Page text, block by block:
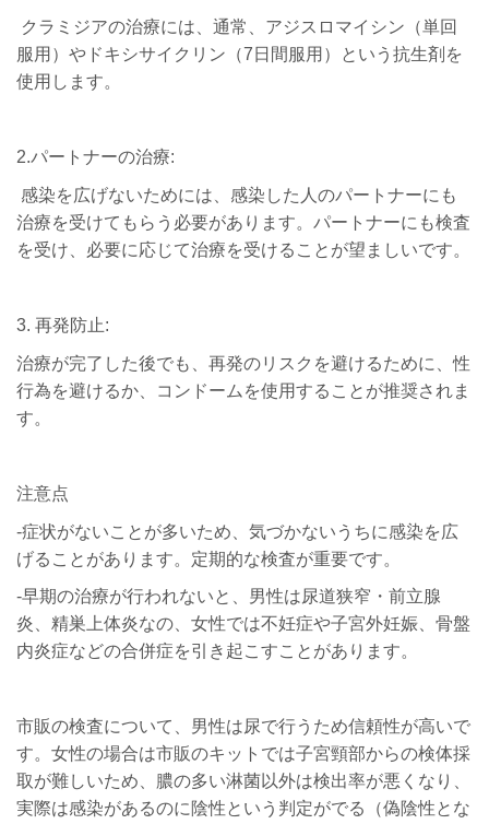
クラミジアの治療には、通常、アジスロマイシン（単回
服用）やドキシサイクリン（7日間服用）という抗生剤を
使用します。
2.パートナーの治療:
感染を広げないためには、感染した人のパートナーにも
治療を受けてもらう必要があります。パートナーにも検査
を受け、必要に応じて治療を受けることが望ましいです。
3. 再発防止:
治療が完了した後でも、再発のリスクを避けるために、性
行為を避けるか、コンドームを使用することが推奨されま
す。
注意点
-症状がないことが多いため、気づかないうちに感染を広
げることがあります。定期的な検査が重要です。
-早期の治療が行われないと、男性は尿道狭窄・前立腺
炎、精巣上体炎なの、女性では不妊症や子宮外妊娠、骨盤
内炎症などの合併症を引き起こすことがあります。
市販の検査について、男性は尿で行うため信頼性が高いで
す。女性の場合は市販のキットでは子宮頸部からの検体採
取が難しいため、膿の多い淋菌以外は検出率が悪くなり、
実際は感染があるのに陰性という判定がでる（偽陰性とな